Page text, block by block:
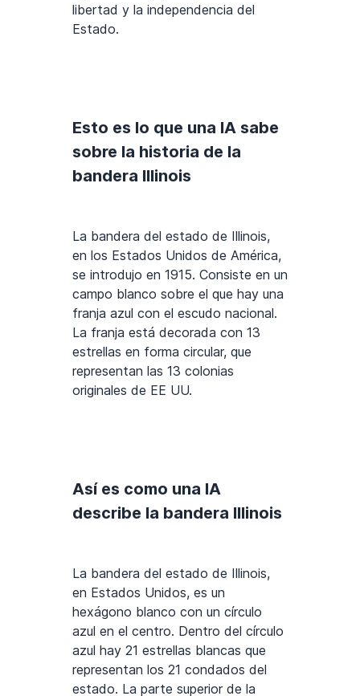
libertad y la independencia del
Estado.
Esto es lo que una IA sabe
sobre la historia de la
bandera Illinois
La bandera del estado de Illinois,
en los Estados Unidos de América,
se introdujo en 1915. Consiste en un
campo blanco sobre el que hay una
franja azul con el escudo nacional.
La franja está decorada con 13
estrellas en forma circular, que
representan las 13 colonias
originales de EE UU.
Así es como una IA
describe la bandera Illinois
La bandera del estado de Illinois,
en Estados Unidos, es un
hexágono blanco con un círculo
azul en el centro. Dentro del círculo
azul hay 21 estrellas blancas que
representan los 21 condados del
estado. La parte superior de la